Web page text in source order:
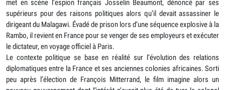
met en scène l’espion français Josselin Beaumont, dénoncé par ses
supérieurs pour des raisons politiques alors qu’il devait assassiner le
dirigeant du Malagawi. Évadé de prison lors d’une séquence explosive à la
Rambo, il revient en France pour se venger de ses employeurs et exécuter
le dictateur, en voyage officiel à Paris.
Le contexte politique se base en réalité sur l’évolution des relations
diplomatiques entre la France et ses anciennes colonies africaines. Sorti
peu après l’élection de François Mitterrand, le film imagine alors un